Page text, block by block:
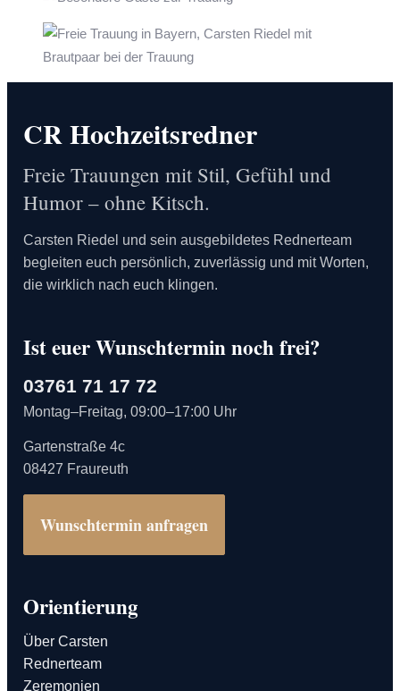
CR Hochzeitsredner
Freie Trauungen mit Stil, Gefühl und
Humor – ohne Kitsch.
Carsten Riedel und sein ausgebildetes Rednerteam
begleiten euch persönlich, zuverlässig und mit Worten,
die wirklich nach euch klingen.
Ist euer Wunschtermin noch frei?
03761 71 17 72
Montag–Freitag, 09:00–17:00 Uhr
Gartenstraße 4c
08427 Fraureuth
Wunschtermin anfragen
Orientierung
Über Carsten
Rednerteam
Zeremonien